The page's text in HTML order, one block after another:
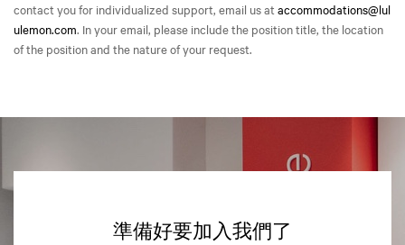
contact you for individualized support, email us at accommodations@lul
ulemon.com. In your email, please include the position title, the location
of the position and the nature of your request.
準備好要加入我們了